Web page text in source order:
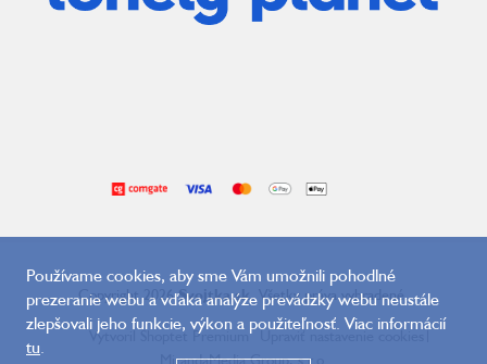
Používame cookies, aby sme Vám umožnili pohodlné
prezeranie webu a vďaka analýze prevádzky webu neustále
zlepšovali jeho funkcie, výkon a použiteľnosť. Viac informácií
tu.
Copyright 2026Svojtka.sk. Všetky práva vyhradené.
Vytvoril Shoptet Premium Upraviť nastavenie cookies|
MirandaMedia Group, s.r.o.